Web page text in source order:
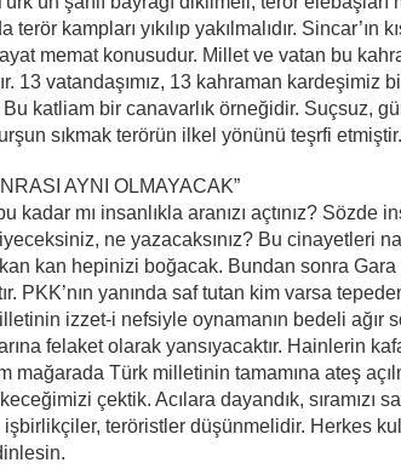
kampları yıkılıp yakılmalıdır. Sincar’ın
memat konusudur. Millet ve vatan bu
13 vatandaşımız, 13 kahraman kardeşimiz
katliam bir canavarlık örneğidir. Suçsuz,
sıkmak terörün ilkel yönünü teşrfi etmiştir.
AYNI OLMAYACAK”
kadar mı insanlıkla aranızı açtınız? Sözde
ne yazacaksınız? Bu cinayetleri
kan hepinizi boğacak. Bundan sonra
PKK’nın yanında saf tutan kim varsa
izzet-i nefsiyle oynamanın bedeli ağır
felaket olarak yansıyacaktır. Hainlerin
mağarada Türk milletinin tamamına ateş
çektik. Acılara dayandık, sıramızı
teröristler düşünmelidir. Herkes